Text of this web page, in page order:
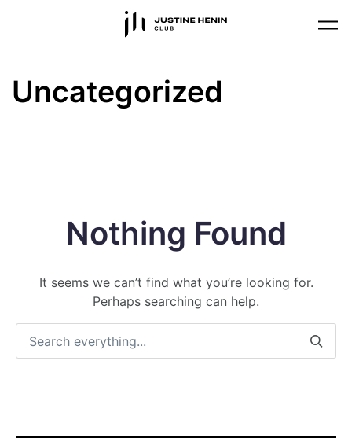
Uncategorized
Nothing Found
It seems we can’t find what you’re looking for.
Perhaps searching can help.